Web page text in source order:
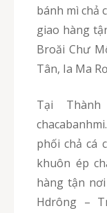
bánh mì chả
giao hàng
Broăi Chư
Tân, Ia Ma
Tại Thành Phố Pleiku của Gia Lai,
phối chả cá
khuôn ép
hàng tận
Hdrông –